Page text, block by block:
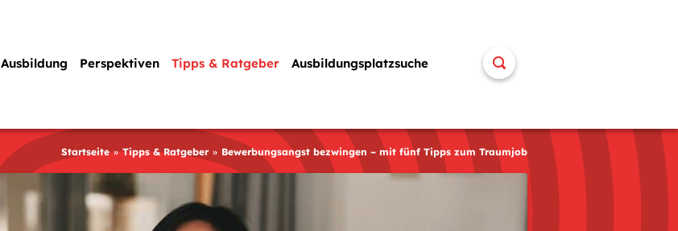
Ausbildung Perspektiven Tipps & Ratgeber Ausbildungsplatzsuche
Startseite Tipps & Ratgeber Bewerbungsangst bezwingen – mit fünf Tipps zum Traumjob